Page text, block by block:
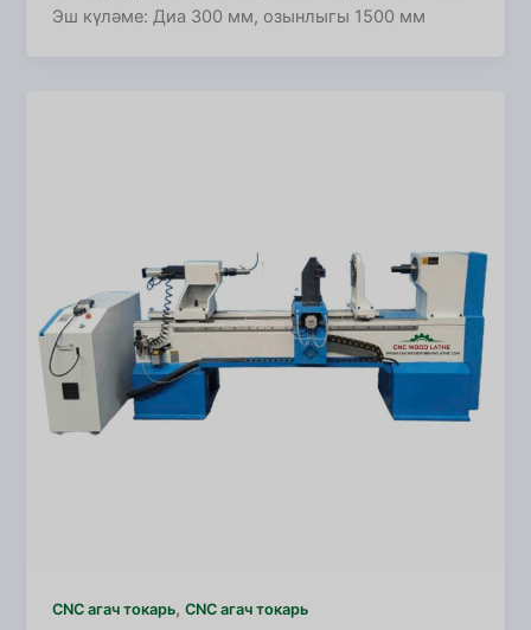
Эш күләме: Диа 300 мм, озынлыгы 1500 мм
CNC агач токарь,CNC агач токарь